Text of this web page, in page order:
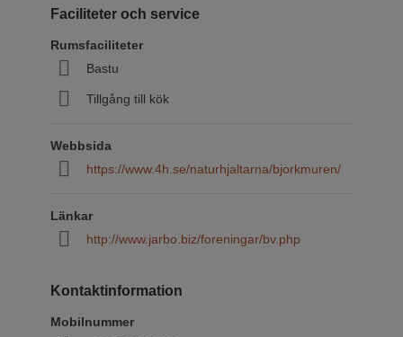
Faciliteter och service
Rumsfaciliteter
Bastu
Tillgång till kök
Webbsida
https://www.4h.se/naturhjaltarna/bjorkmuren/
Länkar
http://www.jarbo.biz/foreningar/bv.php
Kontaktinformation
Mobilnummer